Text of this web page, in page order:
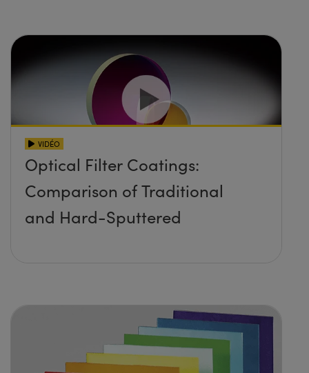
VIDÉO
Optical Filter Coatings:
Comparison of Traditional
and Hard-Sputtered